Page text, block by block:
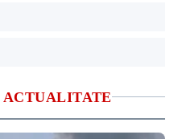
ACTUALITATE